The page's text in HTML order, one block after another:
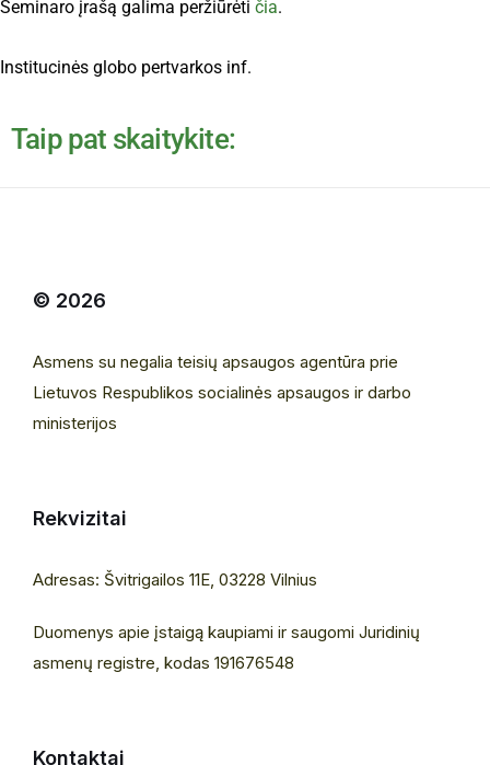
Seminaro įrašą galima peržiūrėti čia.
Institucinės globo pertvarkos inf.
Taip pat skaitykite:
© 2026
Asmens su negalia teisių apsaugos agentūra prie
Lietuvos Respublikos socialinės apsaugos ir darbo
ministerijos
Rekvizitai
Adresas: Švitrigailos 11E, 03228 Vilnius
Duomenys apie įstaigą kaupiami ir saugomi Juridinių
asmenų registre, kodas 191676548
Kontaktai